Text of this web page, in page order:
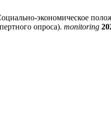
экономическое
опроса). monitoring